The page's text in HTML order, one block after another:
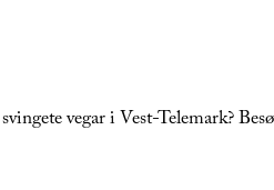
vegar i Vest-Telemark?